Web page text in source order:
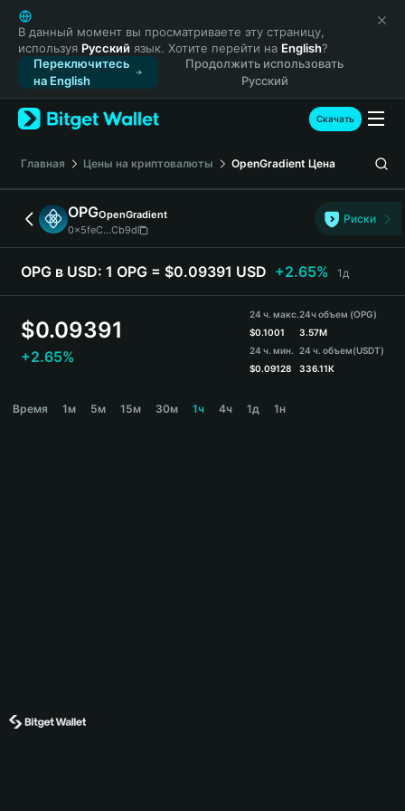
English
日本語
Tiếng Việt
Русский
Español (Latinoamérica)
Türkçe
Français
Deutsch
简体中文
繁體中文
Português (Portugal)
Bahasa Indonesia
ภาษาไทย
Español
Español (Argentina)
В данный момент вы просматриваете эту страницу,
используя Русский язык. Хотите перейти на English?
Переключитесь
на English
Продолжить использовать
Русский
Скачать
Главная Цены на криптовалюты OpenGradient Цена
OPGOpenGradient
0x5feC...Cb9d
Риски
OPG в USD: 1 OPG = $0.09391 USD +2.65% 1д
$0.09391
+2.65%
24 ч. макс.
$0.1001
24 ч. мин.
$0.09128
24ч объем (OPG)
3.57M
24 ч. объем(USDT)
336.11K
Время 1м 5м 15м 30м 1ч 4ч 1д 1н